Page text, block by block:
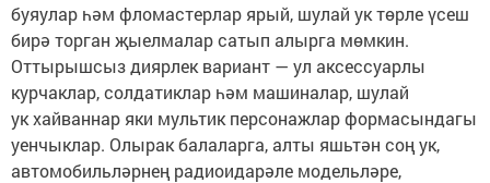
буяулар һәм фломастерлар ярый, шулай ук төрле үсеш
бирә торган җыелмалар сатып алырга мөмкин.
Оттырышсыз диярлек вариант — ул аксессуарлы
курчаклар, солдатиклар һәм машиналар, шулай
ук хайваннар яки мультик персонажлар формасындагы
уенчыклар. Олырак балаларга, алты яшьтән соң ук,
автомобильләрнең радиоидарәле модельләре,